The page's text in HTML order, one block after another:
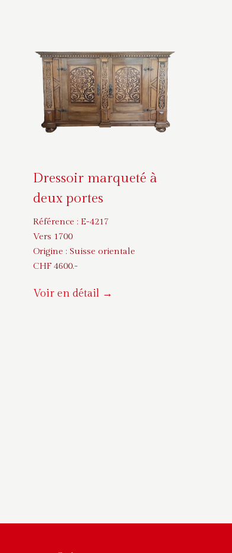
Dressoir marqueté à
deux portes
Référence : E-4217
Vers 1700
Origine : Suisse orientale
CHF 4600.-
Voir en détail →